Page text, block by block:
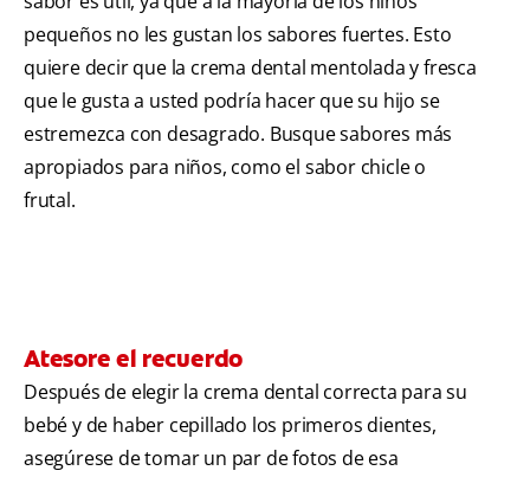
pequeños no les gustan los sabores fuertes. Esto
quiere decir que la crema dental mentolada y fresca
que le gusta a usted podría hacer que su hijo se
estremezca con desagrado. Busque sabores más
apropiados para niños, como el sabor chicle o
frutal.
Atesore el recuerdo
Después de elegir la crema dental correcta para su
bebé y de haber cepillado los primeros dientes,
asegúrese de tomar un par de fotos de esa